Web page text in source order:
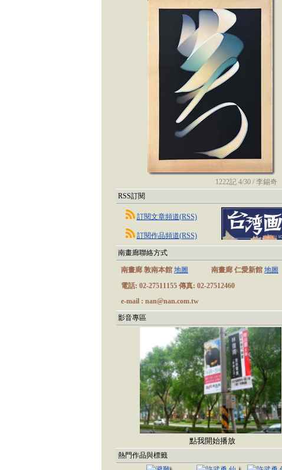
1222記 4/30 / 李錫奇
RSS訂閱
訂閱文章頻道(RSS)
訂閱作品頻道(RSS)
南畫廊聯絡方式
南畫廊 敦南本館 地圖 南畫廊 仁愛新館 地圖
電話: 02-27511155 傳真: 02-27512460
e-mail : nan@nan.com.tw
影音專區
點我開始播放
熱門作品與標籤